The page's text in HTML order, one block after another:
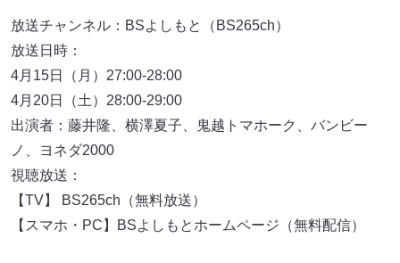
放送チャンネル：BSよしもと（BS265ch）
放送日時：
4月15日（月）27:00-28:00
4月20日（土）28:00-29:00
出演者：藤井隆、横澤夏子、鬼越トマホーク、バンビー
ノ、ヨネダ2000
視聴放送：
【TV】 BS265ch（無料放送）
【スマホ・PC】BSよしもとホームページ（無料配信）